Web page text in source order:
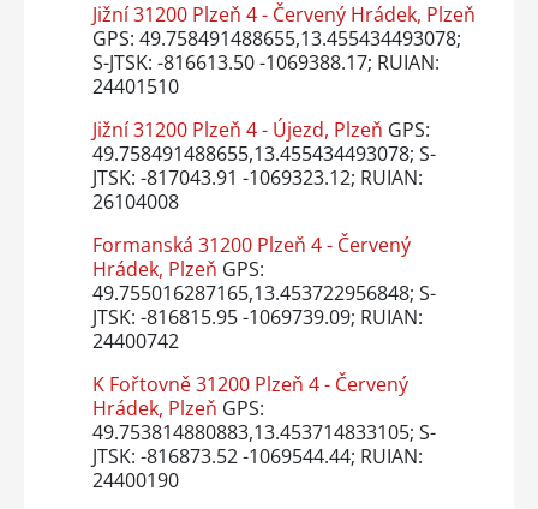
Jižní 31200 Plzeň 4 - Červený Hrádek, Plzeň
GPS: 49.758491488655,13.455434493078;
S-JTSK: -816613.50 -1069388.17; RUIAN:
24401510
Jižní 31200 Plzeň 4 - Újezd, Plzeň GPS:
49.758491488655,13.455434493078; S-
JTSK: -817043.91 -1069323.12; RUIAN:
26104008
Formanská 31200 Plzeň 4 - Červený
Hrádek, Plzeň GPS:
49.755016287165,13.453722956848; S-
JTSK: -816815.95 -1069739.09; RUIAN:
24400742
K Fořtovně 31200 Plzeň 4 - Červený
Hrádek, Plzeň GPS:
49.753814880883,13.453714833105; S-
JTSK: -816873.52 -1069544.44; RUIAN:
24400190